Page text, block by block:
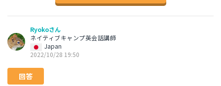
Ryokoさん
ネイティブキャンプ英会話講師
Japan
2022/10/28 19:50
回答